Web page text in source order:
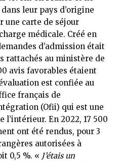
leur pays d’origine
une carte de séjour
médicale. Créé en
d’admission était
rattachés au ministère de
avis favorables étaient
est confiée au
français de
(Ofii) qui est une
l’intérieur. En 2022, 17 500
ont été rendus, pour 3
autorisées à
0,5 %. « J’étais un